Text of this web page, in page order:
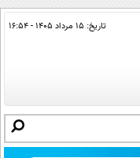
تاریخ: ۱۵ مرداد ۱۴۰۵ - ۱۶:۵۴